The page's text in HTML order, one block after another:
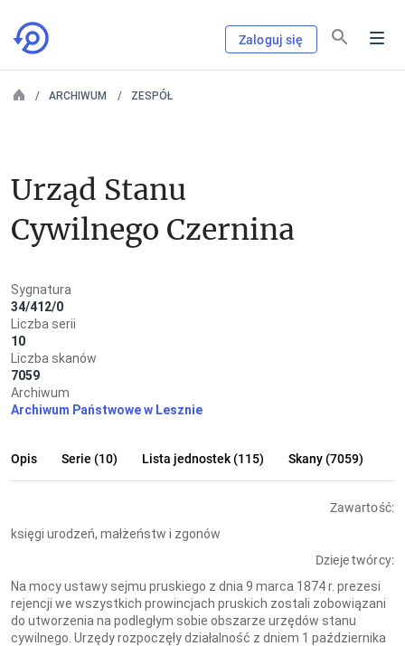
Zaloguj się
ARCHIWUM ZESPÓŁ
Urząd Stanu
Cywilnego Czernina
Sygnatura
34/412/0
Liczba serii
10
Liczba skanów
7059
Archiwum
Archiwum Państwowe w Lesznie
Opis Serie (10) Lista jednostek (115) Skany (7059)
Zawartość:
księgi urodzeń, małżeństw i zgonów
Dzieje twórcy:
Na mocy ustawy sejmu pruskiego z dnia 9 marca 1874 r. prezesi
rejencji we wszystkich prowincjach pruskich zostali zobowiązani
do utworzenia na podległym sobie obszarze urzędów stanu
cywilnego. Urzędy rozpoczęły działalność z dniem 1 października